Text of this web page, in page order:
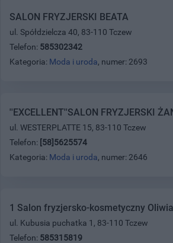
SALON FRYZJERSKI BEATA
ul. Spółdzielcza 40, 83-110 Tczew
Telefon: 585302342
Kategoria: Moda i uroda, numer: 2693
''EXCELLENT''SALON FRYZJERSKI
ul. WESTERPLATTE 15, 83-110 Tczew
Telefon: [58]5625574
Kategoria: Moda i uroda, numer: 2646
1 Salon fryzjersko-kosmetyczny Oliwia
ul. Kubusia puchatka 1, 83-110 Tczew
Telefon: 585315819